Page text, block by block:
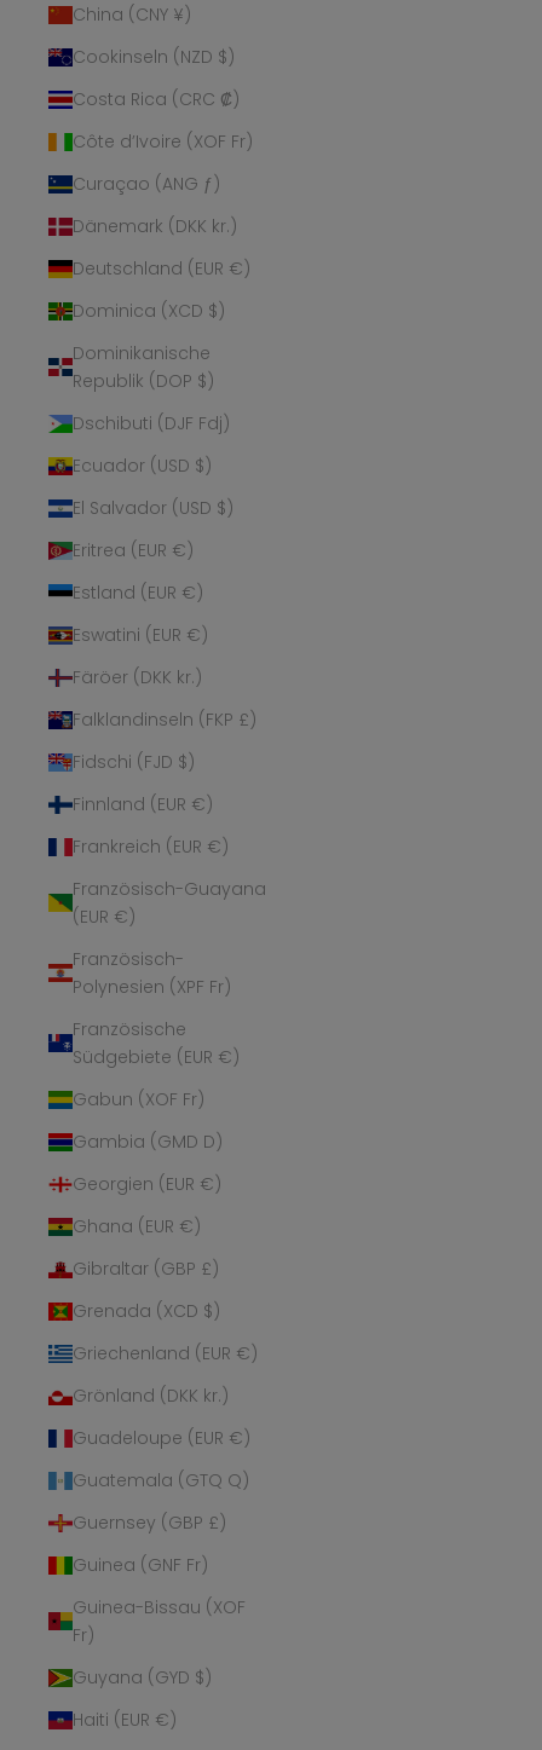
China (CNY ¥)
Cookinseln (NZD $)
Costa Rica (CRC ₡)
Côte d’Ivoire (XOF Fr)
Curaçao (ANG ƒ)
Dänemark (DKK kr.)
Deutschland (EUR €)
Dominica (XCD $)
Dominikanische
Republik (DOP $)
Dschibuti (DJF Fdj)
Ecuador (USD $)
El Salvador (USD $)
Eritrea (EUR €)
Estland (EUR €)
Eswatini (EUR €)
Färöer (DKK kr.)
Falklandinseln (FKP £)
Fidschi (FJD $)
Finnland (EUR €)
Frankreich (EUR €)
Französisch-Guayana
(EUR €)
Französisch-
Polynesien (XPF Fr)
Französische
Südgebiete (EUR €)
Gabun (XOF Fr)
Gambia (GMD D)
Georgien (EUR €)
Ghana (EUR €)
Gibraltar (GBP £)
Grenada (XCD $)
Griechenland (EUR €)
Grönland (DKK kr.)
Guadeloupe (EUR €)
Guatemala (GTQ Q)
Guernsey (GBP £)
Guinea (GNF Fr)
Guinea-Bissau (XOF
Fr)
Guyana (GYD $)
Haiti (EUR €)